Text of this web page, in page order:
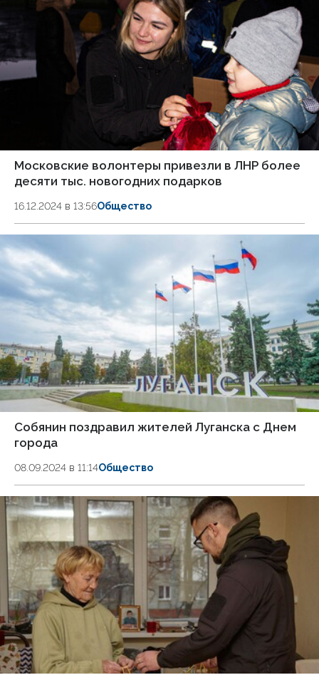
Московские волонтеры привезли в ЛНР более
десяти тыс. новогодних подарков
16.12.2024 в 13:56Общество
Собянин поздравил жителей Луганска с Днем
города
08.09.2024 в 11:14Общество